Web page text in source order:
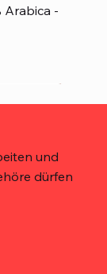
Arabica -
und
dürfen